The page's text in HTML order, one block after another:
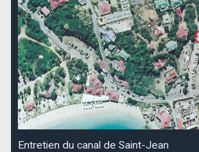
Entretien du canal de Saint-Jean